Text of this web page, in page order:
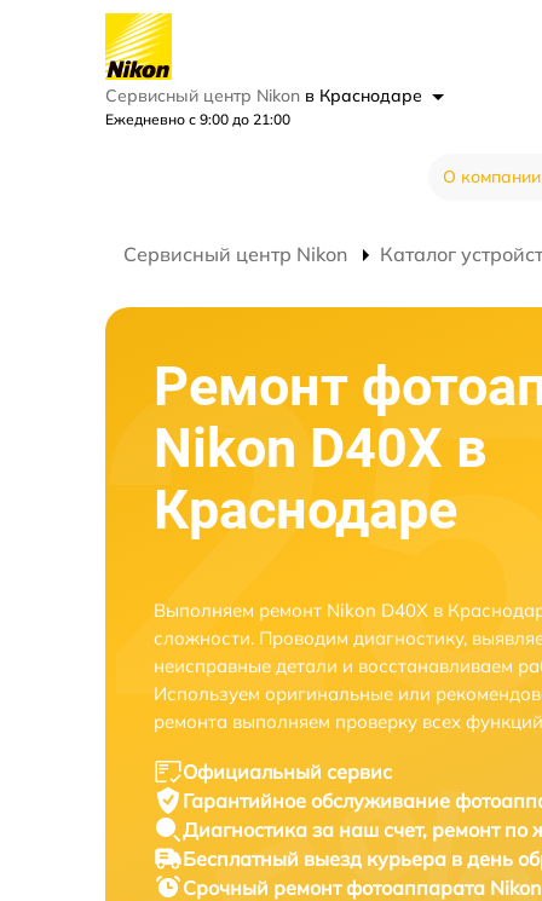
Сервисный центр Nikon в Краснодаре
Ежедневно с 9:00 до 21:00
О компании
Сервисный центр Nikon Каталог
Ремонт
Nikon D40X в
Краснодаре
Выполняем ремонт Nikon D40X в
сложности. Проводим диагностику,
неисправные детали и восстанавливаем
Используем оригинальные или
ремонта выполняем проверку всех
Официальный сервис
Гарантийное обслуживание
Диагностика за наш счет, ремонт по
Бесплатный выезд курьера в день
Срочный ремонтфотоаппарата